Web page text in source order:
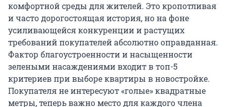
комфортной среды для жителей. Это кропотливая
и часто дорогостоящая история, но на фоне
усиливающейся конкуренции и растущих
требований покупателей абсолютно оправданная.
Фактор благоустроенности и насыщенности
зелеными насаждениями входит в топ-5
критериев при выборе квартиры в новостройке.
Покупателя не интересуют «голые» квадратные
метры, теперь важно место для каждого члена